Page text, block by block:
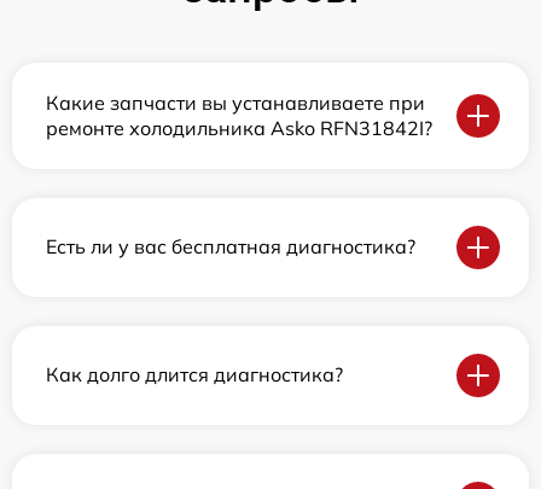
Какие запчасти вы устанавливаете при
ремонте холодильника Asko RFN31842I?
Есть ли у вас бесплатная диагностика?
Как долго длится диагностика?